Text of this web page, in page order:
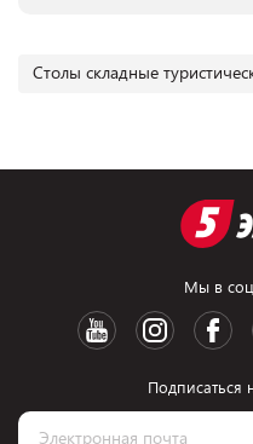
Столы складные
Мы в
Подписаться